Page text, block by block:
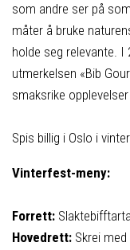
som andre ser på
måter å bruke
holde seg relevante. I
utmerkelsen «Bib
smaksrike
Spis billig i Oslo i
Vinterfest-meny:
Forrett:
Hovedrett: Skrei